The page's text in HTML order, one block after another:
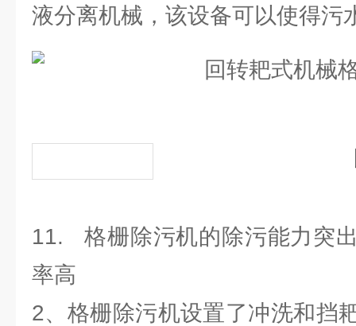
液分离机械，该设备可以使得污
11. 格栅除污机的除污能力突
率高
2、格栅除污机设置了冲洗和挡